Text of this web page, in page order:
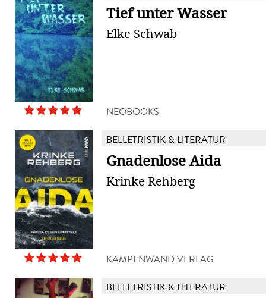
Tief unter Wasser
Elke Schwab
NEOBOOKS
BELLETRISTIK & LITERATUR
Gnadenlose Aida
Krinke Rehberg
KAMPENWAND VERLAG
BELLETRISTIK & LITERATUR